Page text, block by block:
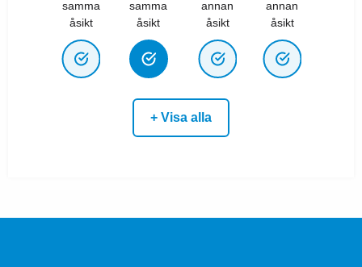
samma
åsikt
samma
åsikt
annan
åsikt
annan
åsikt
+ Visa alla